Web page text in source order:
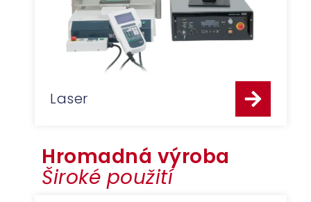
Laser
Hromadná výroba
Široké použití